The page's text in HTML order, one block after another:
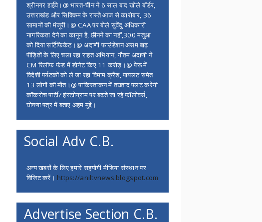
श्रीनगर हाईवे।@ भारत-चीन ने 6 साल बाद खोले बॉर्डर,
उत्तराखंड और सिक्किम के रास्ते आज से कारोबार, 36
सामानों की मंजूरी।@ CAA पर बोले सुवेंदु अधिकारी
नागरिकता देने का कानून है, छीनने का नहीं,300 मतुआ
को दिया सर्टिफिकेट।@ अदाणी फाउंडेशन असम बाढ़
पीड़ितों के लिए चला रहा राहत अभियान, गौतम अदाणी ने
CM रिलीफ फंड में डोनेट किए 11 करोड़।@ पेरू में
विदेशी पर्यटकों को ले जा रहा विमाम क्रैश, पायलट समेत
13 लोगों की मौत।@ पाकिस्ताकन में तख्ताद पलट करेगी
कॉकरोच पार्टी? इंस्टाोग्राम पर बढ़ते जा रहे फॉलोवर्स,
घोषणा पत्र में बताए अहम मुद्दे।
Social Adv C.B.
अन्य खबरों के लिए हमारे सहयोगी मीडिया संस्थान पर
विजिट करें। https://aniltvnews.blogspot.com
Advertise Section C.B.